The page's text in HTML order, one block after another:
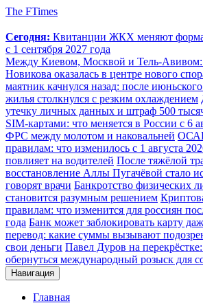
The FTimes
Сегодня: Квитанции ЖКХ меняют
с 1 сентября 2027 года
Между Киевом, Москвой и Тель-Авивом:
Новикова оказалась в центре нового
маятник качнулся назад: после
жилья столкнулся с резким охлаждением
утечку личных данных и штраф 500
SIM-картами: что меняется в России с 6
ФРС между молотом и наковальней
правилам: что изменилось с 1 августа
повлияет на водителей После тяжёлой
восстановление Аллы Пугачёвой стало
говорят врачи Банкротство физических
становится разумным решением
правилам: что изменится для россиян
года Банк может заблокировать карту
перевод: какие суммы вызывают
свои деньги Павел Дуров на
обернуться международный розыск для
Навигация
Главная